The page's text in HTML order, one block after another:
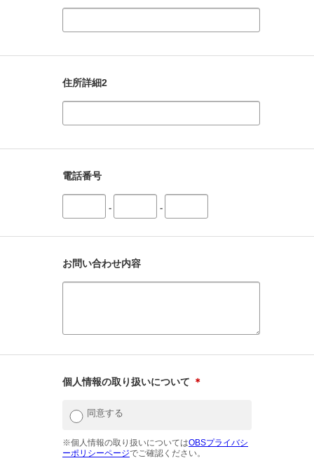
住所詳細2
電話番号
- -
お問い合わせ内容
個人情報の取り扱いについて ＊
同意する
※個人情報の取り扱いについてはOBSプライバシ
ーポリシーページでご確認ください。